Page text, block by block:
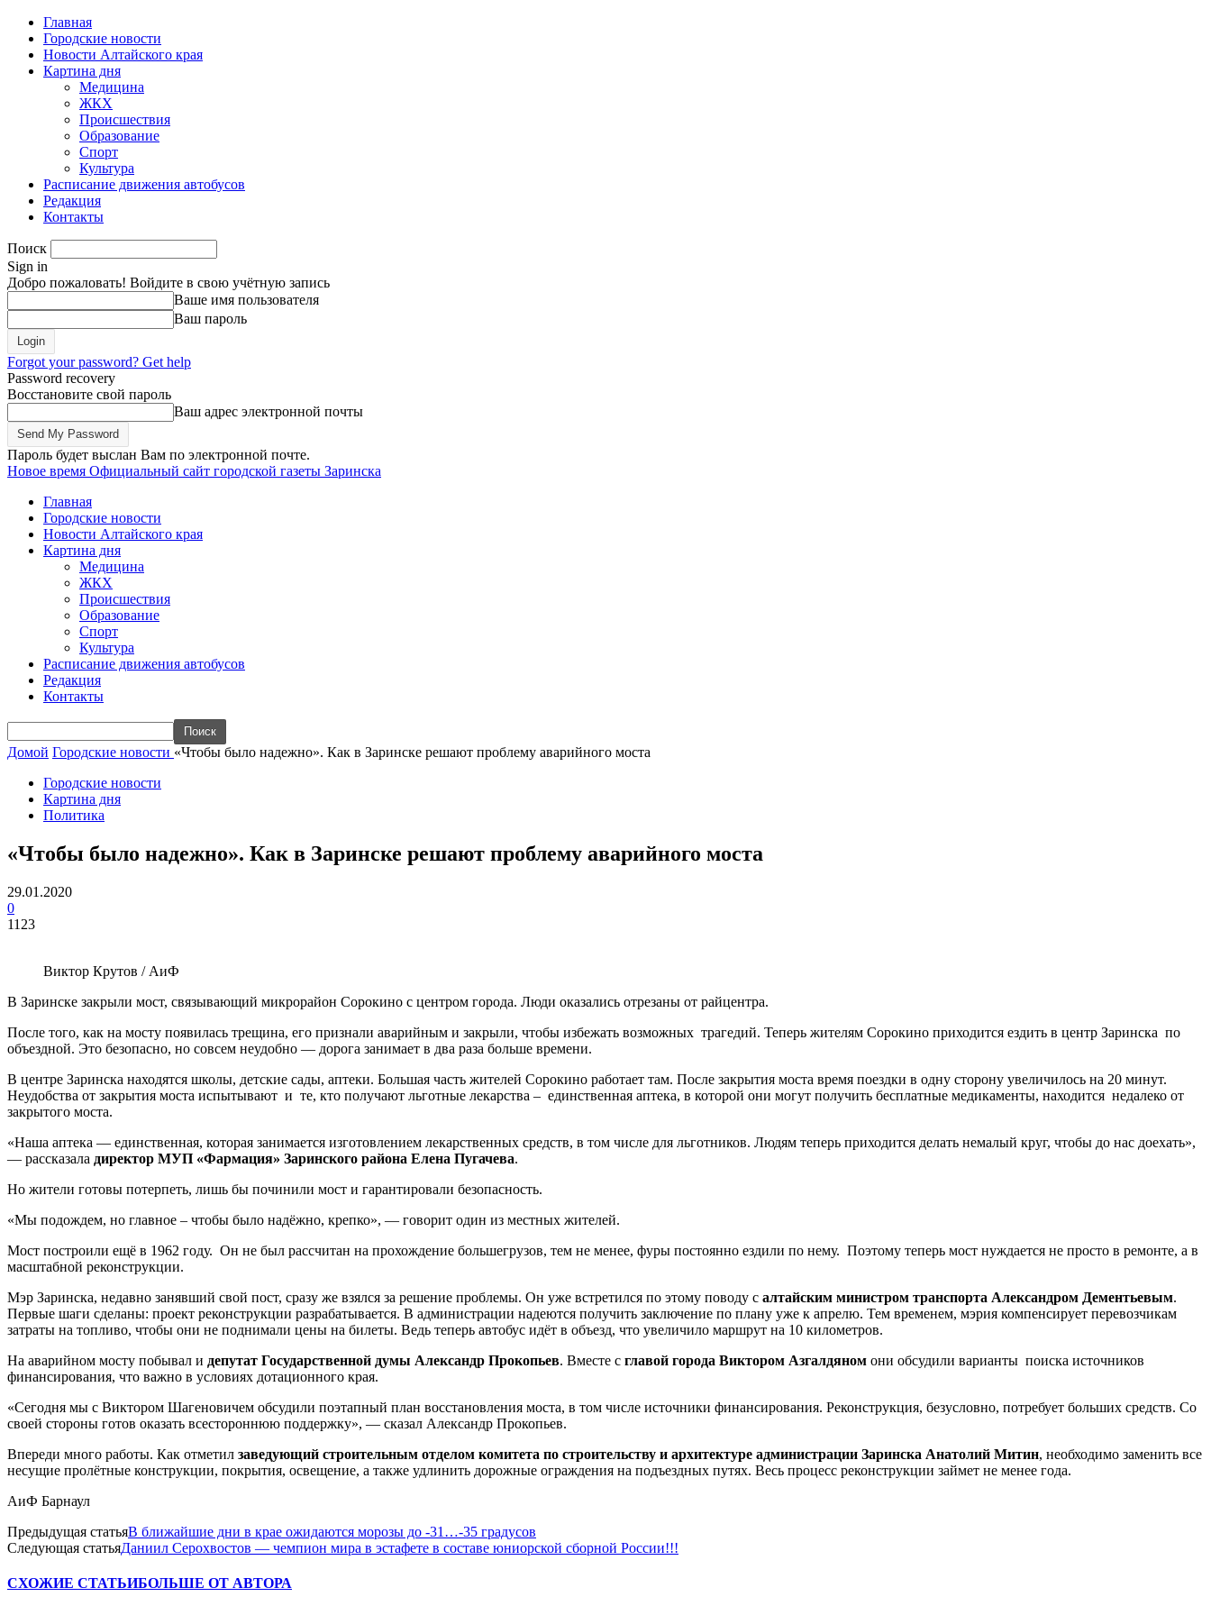
Главная
Городские новости
Новости Алтайского края
Картина дня
Медицина
ЖКХ
Происшествия
Образование
Спорт
Культура
Расписание движения автобусов
Редакция
Контакты
Поиск
Sign in
Добро пожаловать! Войдите в свою учётную запись
Ваше имя пользователя
Ваш пароль
Forgot your password? Get help
Password recovery
Восстановите свой пароль
Ваш адрес электронной почты
Пароль будет выслан Вам по электронной почте.
Новое время Официальный сайт городской газеты Заринска
Главная
Городские новости
Новости Алтайского края
Картина дня
Медицина
ЖКХ
Происшествия
Образование
Спорт
Культура
Расписание движения автобусов
Редакция
Контакты
Домой Городские новости «Чтобы было надежно». Как в Заринске решают проблему аварийного моста
Городские новости
Картина дня
Политика
«Чтобы было надежно». Как в Заринске решают проблему аварийного моста
29.01.2020
0
1123
Виктор Крутов / АиФ
В Заринске закрыли мост, связывающий микрорайон Сорокино с центром города. Люди оказались отрезаны от райцентра.
После того, как на мосту появилась трещина, его признали аварийным и закрыли, чтобы избежать возможных трагедий. Теперь жителям Сорокино приходится ездить в центр Заринска по
объездной. Это безопасно, но совсем неудобно — дорога занимает в два раза больше времени.
В центре Заринска находятся школы, детские сады, аптеки. Большая часть жителей Сорокино работает там. После закрытия моста время поездки в одну сторону увеличилось на 20 минут.
Неудобства от закрытия моста испытывают и те, кто получают льготные лекарства – единственная аптека, в которой они могут получить бесплатные медикаменты, находится недалеко от
закрытого моста.
«Наша аптека — единственная, которая занимается изготовлением лекарственных средств, в том числе для льготников. Людям теперь приходится делать немалый круг, чтобы до нас доехать»,
— рассказала директор МУП «Фармация» Заринского района Елена Пугачева.
Но жители готовы потерпеть, лишь бы починили мост и гарантировали безопасность.
«Мы подождем, но главное – чтобы было надёжно, крепко», — говорит один из местных жителей.
Мост построили ещё в 1962 году. Он не был рассчитан на прохождение большегрузов, тем не менее, фуры постоянно ездили по нему. Поэтому теперь мост нуждается не просто в ремонте, а в
масштабной реконструкции.
Мэр Заринска, недавно занявший свой пост, сразу же взялся за решение проблемы. Он уже встретился по этому поводу с алтайским министром транспорта Александром Дементьевым.
Первые шаги сделаны: проект реконструкции разрабатывается. В администрации надеются получить заключение по плану уже к апрелю. Тем временем, мэрия компенсирует перевозчикам
затраты на топливо, чтобы они не поднимали цены на билеты. Ведь теперь автобус идёт в объезд, что увеличило маршрут на 10 километров.
На аварийном мосту побывал и депутат Государственной думы Александр Прокопьев. Вместе с главой города Виктором Азгалдяном они обсудили варианты поиска источников
финансирования, что важно в условиях дотационного края.
«Сегодня мы с Виктором Шагеновичем обсудили поэтапный план восстановления моста, в том числе источники финансирования. Реконструкция, безусловно, потребует больших средств. Со
своей стороны готов оказать всестороннюю поддержку», — сказал Александр Прокопьев.
Впереди много работы. Как отметил заведующий строительным отделом комитета по строительству и архитектуре администрации Заринска Анатолий Митин, необходимо заменить все
несущие пролётные конструкции, покрытия, освещение, а также удлинить дорожные ограждения на подъездных путях. Весь процесс реконструкции займет не менее года.
АиФ Барнаул
Предыдущая статьяВ ближайшие дни в крае ожидаются морозы до -31…-35 градусов
Следующая статьяДаниил Серохвостов — чемпион мира в эстафете в составе юниорской сборной России!!!
СХОЖИЕ СТАТЬИБОЛЬШЕ ОТ АВТОРА